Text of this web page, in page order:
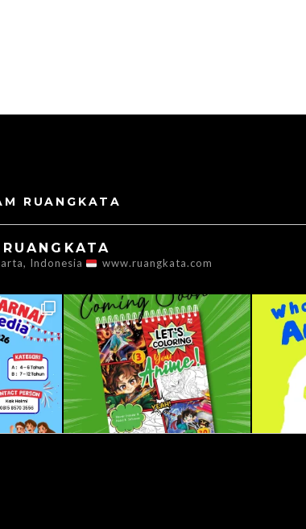
RUANGKATA
Indonesia www.ruangkata.com